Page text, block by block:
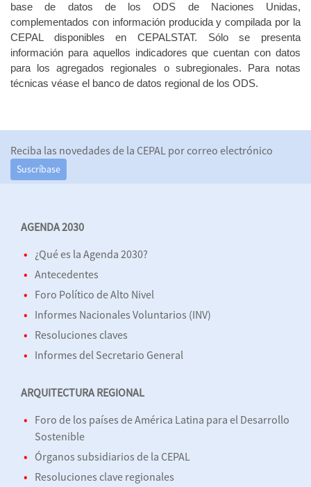
base de datos de los ODS de Naciones Unidas,
complementados con información producida y compilada por la
CEPAL disponibles en CEPALSTAT. Sólo se presenta
información para aquellos indicadores que cuentan con datos
para los agregados regionales o subregionales. Para notas
técnicas véase el banco de datos regional de los ODS.
Reciba las novedades de la CEPAL por correo electrónico
Suscríbase
AGENDA 2030
¿Qué es la Agenda 2030?
Antecedentes
Foro Político de Alto Nivel
Informes Nacionales Voluntarios (INV)
Resoluciones claves
Informes del Secretario General
ARQUITECTURA REGIONAL
Foro de los países de América Latina para el Desarrollo
Sostenible
Órganos subsidiarios de la CEPAL
Resoluciones clave regionales